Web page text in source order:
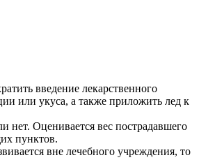
введение лекарственного
или укуса, а также приложить лед к
нет. Оценивается вес пострадавшего
пунктов.
вне лечебного учреждения, то